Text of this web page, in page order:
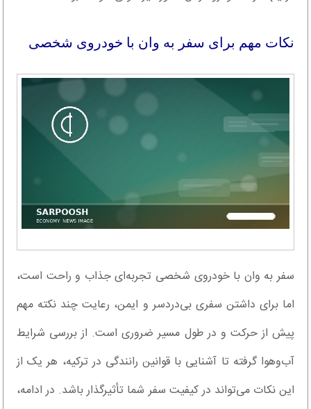
نکات مهم برای سفر به وان با خودروی شخصی
سفر به وان با خودروی شخصی تجربه‌ای جذاب و راحت است،
اما برای داشتن سفری بی‌دردسر و ایمن، رعایت چند نکته مهم
پیش از حرکت و در طول مسیر ضروری است. از بررسی شرایط
آب‌وهوا گرفته تا آشنایی با قوانین رانندگی در ترکیه، هر یک از
این نکات می‌تواند در کیفیت سفر شما تأثیرگذار باشد. در ادامه،